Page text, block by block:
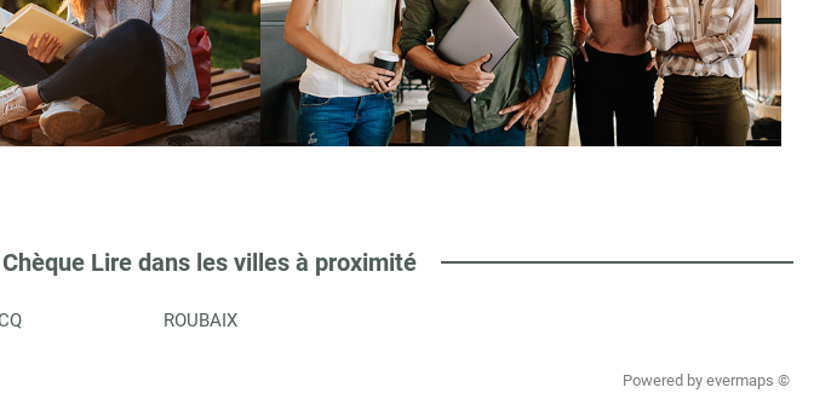
Lire dans les villes à proximité
ROUBAIX
Powered by evermaps ©